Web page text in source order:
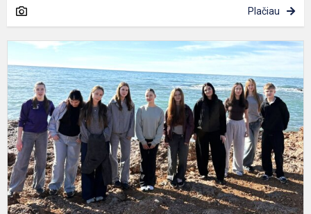
Plačiau